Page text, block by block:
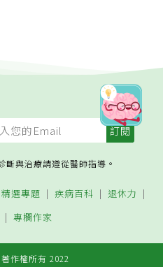
斷與治療請遵從醫師指導。
精選專題 疾病百科
退休力
專欄作家
作權所有 2022